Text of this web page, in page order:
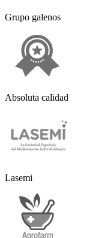
Grupo galenos
Absoluta calidad
Lasemi